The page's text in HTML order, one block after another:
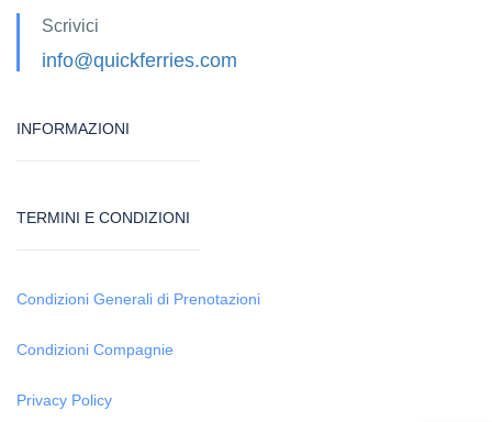
Scrivici
info@quickferries.com
INFORMAZIONI
TERMINI E CONDIZIONI
Condizioni Generali di Prenotazioni
Condizioni Compagnie
Privacy Policy